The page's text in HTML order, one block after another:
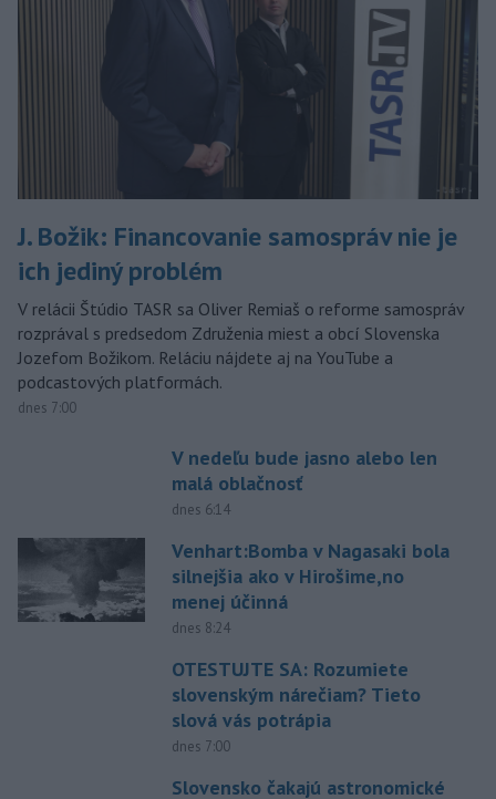
J. Božik: Financovanie samospráv nie je
ich jediný problém
V relácii Štúdio TASR sa Oliver Remiaš o reforme samospráv
rozprával s predsedom Združenia miest a obcí Slovenska
Jozefom Božikom. Reláciu nájdete aj na YouTube a
podcastových platformách.
dnes 7:00
V nedeľu bude jasno alebo len
malá oblačnosť
dnes 6:14
Venhart:Bomba v Nagasaki bola
silnejšia ako v Hirošime,no
menej účinná
dnes 8:24
OTESTUJTE SA: Rozumiete
slovenským nárečiam? Tieto
slová vás potrápia
dnes 7:00
Slovensko čakajú astronomické